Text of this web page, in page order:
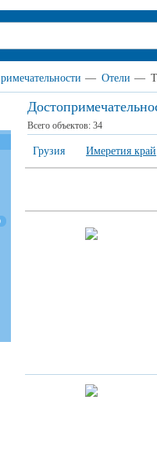
— Отели —
Всего объектов: 34
Грузия Имеретия край